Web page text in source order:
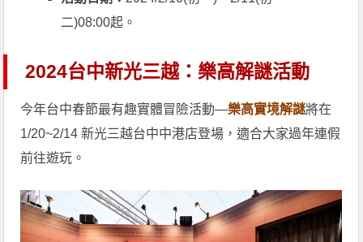
二)08:00起。
2024台中新光三越：樂高解謎活動
今年台中春節最有趣實體冒險活動—樂高實境解謎將在
1/20~2/14 新光三越台中中港店登場，適合大家過年連假
前往遊玩。